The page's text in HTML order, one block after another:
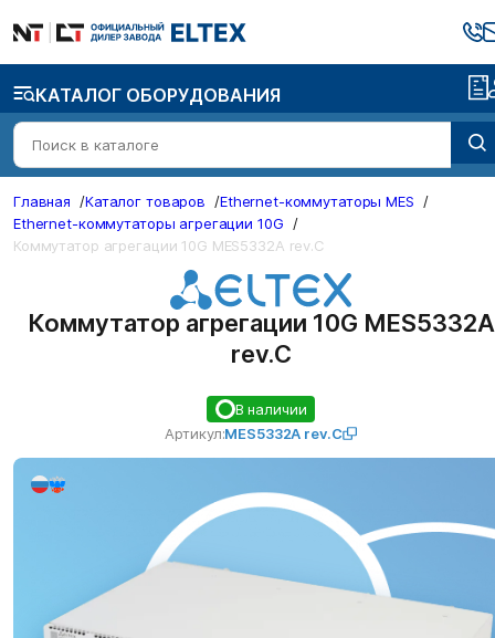
КАТАЛОГ ОБОРУДОВАНИЯ
Главная /Каталог товаров /Ethernet-коммутаторы MES
/
Ethernet-коммутаторы агрегации 10G
/
Коммутатор агрегации 10G MES5332A rev.C
Коммутатор агрегации 10G MES5332A
rev.C
В наличии
Артикул:MES5332A rev.C